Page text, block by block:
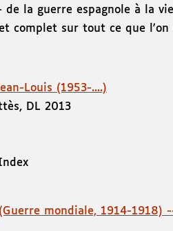
la guerre espagnole à la
complet sur tout ce que
Louis (1953-....)
, DL 2013
mondiale, 1914-1918)